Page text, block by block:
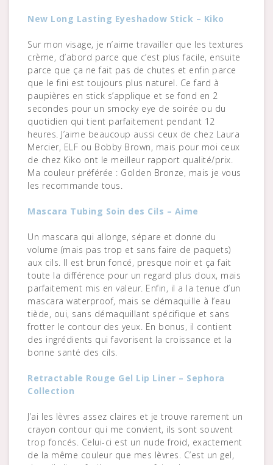
New Long Lasting Eyeshadow Stick – Kiko
Sur mon visage, je n’aime travailler que les textures
crème, d’abord parce que c’est plus facile, ensuite
parce que ça ne fait pas de chutes et enfin parce
que le fini est toujours plus naturel. Ce fard à
paupières en stick s’applique et se fond en 2
secondes pour un smocky eye de soirée ou du
quotidien qui tient parfaitement pendant 12
heures. J’aime beaucoup aussi ceux de chez Laura
Mercier, ELF ou Bobby Brown, mais pour moi ceux
de chez Kiko ont le meilleur rapport qualité/prix.
Ma couleur préférée : Golden Bronze, mais je vous
les recommande tous.
Mascara Tubing Soin des Cils – Aime
Un mascara qui allonge, sépare et donne du
volume (mais pas trop et sans faire de paquets)
aux cils. Il est brun foncé, presque noir et ça fait
toute la différence pour un regard plus doux, mais
parfaitement mis en valeur. Enfin, il a la tenue d’un
mascara waterproof, mais se démaquille à l’eau
tiède, oui, sans démaquillant spécifique et sans
frotter le contour des yeux. En bonus, il contient
des ingrédients qui favorisent la croissance et la
bonne santé des cils.
Retractable Rouge Gel Lip Liner – Sephora
Collection
J’ai les lèvres assez claires et je trouve rarement un
crayon contour qui me convient, ils sont souvent
trop foncés. Celui-ci est un nude froid, exactement
de la même couleur que mes lèvres. C’est un gel,